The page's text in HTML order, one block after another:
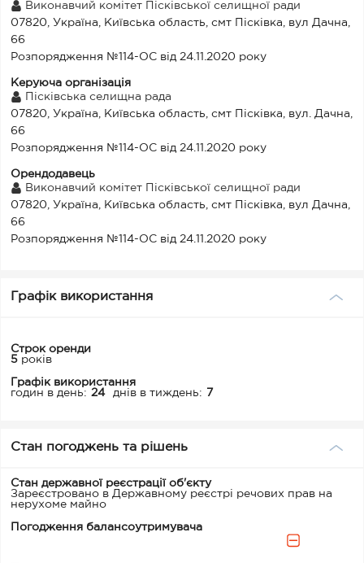
Виконавчий комітет Пісківської селищної ради
07820, Україна, Київська область, смт Пісківка, вул Дачна,
66
Розпорядження №114-ОС від 24.11.2020 року
Керуюча організація
Пісківська селищна рада
07820, Україна, Київська область, смт Пісківка, вул. Дачна,
66
Розпорядження №114-ОС від 24.11.2020 року
Орендодавець
Виконавчий комітет Пісківської селищної ради
07820, Україна, Київська область, смт Пісківка, вул Дачна,
66
Розпорядження №114-ОС від 24.11.2020 року
Графік використання
Строк оренди
5 років
Графік використання
годин в день: 24 днів в тиждень: 7
Стан погоджень та рішень
Стан державної реєстрації об'єкту
Зареєстровано в Державному реєстрі речових прав на
нерухоме майно
Погодження балансоутримувача